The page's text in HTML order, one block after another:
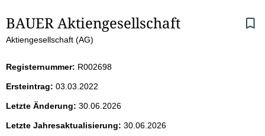
S
e
i
t
e
BAUER Aktiengesellschaft
Aktiengesellschaft (AG)
Registernummer: R002698
Ersteintrag: 03.03.2022
Letzte Änderung: 30.06.2026
Letzte Jahresaktualisierung: 30.06.2026